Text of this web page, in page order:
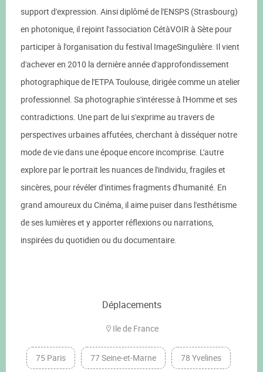
support d'expression. Ainsi diplômé de l'ENSPS (Strasbourg)
en photonique, il rejoint l'association CétàVOIR à Sète pour
participer à l'organisation du festival ImageSingulière. Il vient
d'achever en 2010 la dernière année d'approfondissement
photographique de l'ETPA Toulouse, dirigée comme un atelier
professionnel. Sa photographie s'intéresse à l'Homme et ses
contradictions. Une part de lui s'exprime au travers de
perspectives urbaines affutées, cherchant à disséquer notre
mode de vie dans une époque encore incomprise. L'autre
explore par le portrait les nuances de l'individu, fragiles et
sincères, pour révéler d'intimes fragments d'humanité. En
grand amoureux du Cinéma, il aime puiser dans l'esthétisme
de ses lumières et y apporter réflexions ou narrations,
inspirées du quotidien ou du documentaire.
Déplacements
Ile de France
75 Paris 77 Seine-et-Marne 78 Yvelines